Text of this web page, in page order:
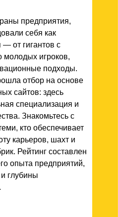
предприятия,
себя как
от гигантов с
молодых игроков,
подходы.
отбор на основе
сайтов: здесь
специализация и
Знакомьтесь с
кто обеспечивает
карьеров, шахт и
Рейтинг составлен
опыта предприятий,
глубины